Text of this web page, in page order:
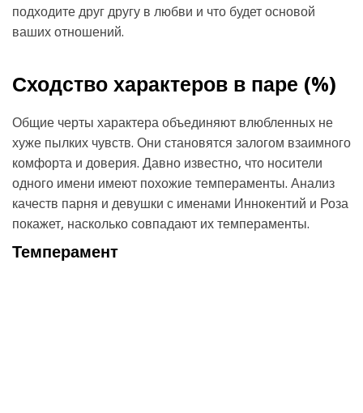
подходите друг другу в любви и что будет основой
ваших отношений.
Сходство характеров в паре (%)
Общие черты характера объединяют влюбленных не
хуже пылких чувств. Они становятся залогом взаимного
комфорта и доверия. Давно известно, что носители
одного имени имеют похожие темпераменты. Анализ
качеств парня и девушки с именами Иннокентий и Роза
покажет, насколько совпадают их темпераменты.
Темперамент